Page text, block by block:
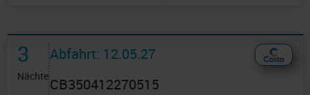
3
Nächte
Abfahrt: 12.05.27
CB350412270515